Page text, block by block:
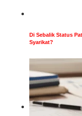
Di Sebalik Status
Syarikat?